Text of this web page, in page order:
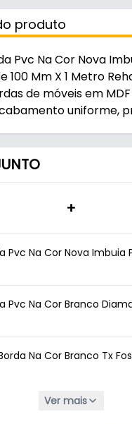
produto
Pvc Na Cor Nova
100 Mm X 1 Metro
de móveis em MDF
uniforme,
madeira / mdf / mdp.
PVC com acabamento
no uso diário.
Poro
fita: 0,45 Mm
100 Mm - (10,0 Cm)
+
Pvc Na Cor Nova Imbuia
Metro Rehau
Pvc Na Cor Branco
Rehau
Na Cor Branco Tx
Pvc Na Cor Branco Tx
Ver mais